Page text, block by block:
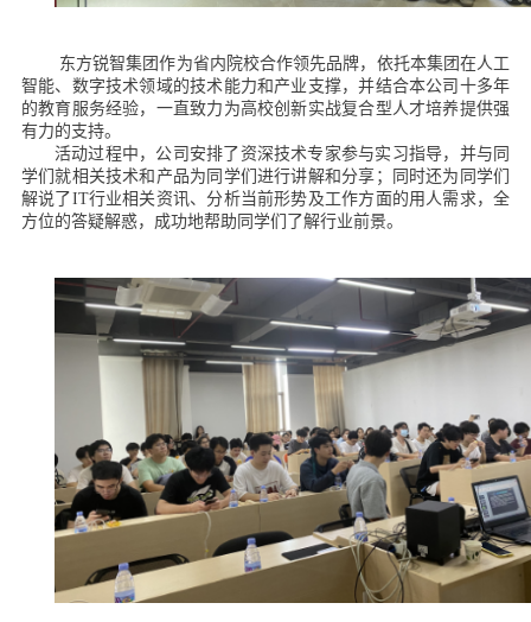
东方锐智集团作为省内院校合作领先品牌，依托本集团在人工
智能、数字技术领域的技术能力和产业支撑，并结合本公司十多年
的教育服务经验，一直致力为高校创新实战复合型人才培养提供强
有力的支持。
活动过程中，公司安排了资深技术专家参与实习指导，并与同
学们就相关技术和产品为同学们进行讲解和分享；同时还为同学们
解说了IT行业相关资讯、分析当前形势及工作方面的用人需求，全
方位的答疑解惑，成功地帮助同学们了解行业前景。